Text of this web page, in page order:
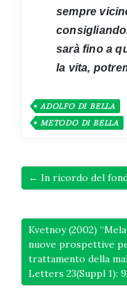
sempre
sarà fino a
la vita,
ADOLFO DI BELLA
METODO DI BELLA
← In ricordo del
Kvetnoy (2002)
nuove prospettive
trattamento della
Letters 23(Suppl 1):